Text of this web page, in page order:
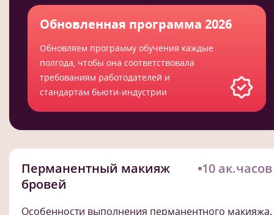
Обновленная программа 2026
Обновляем программу обучения каждые
полгода, чтобы она соответствовала
требованиям работодателей и
стандартам бьюти-индустрии
Перманентный макияж
бровей
10 ак.часов
Особенности выполнения перманентного макияжа,